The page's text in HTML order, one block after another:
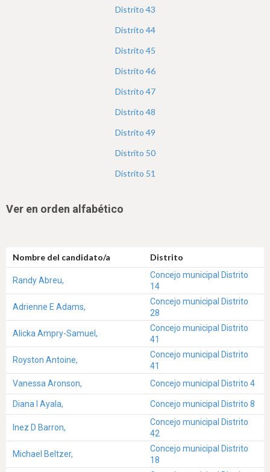
Distrito 43
Distrito 44
Distrito 45
Distrito 46
Distrito 47
Distrito 48
Distrito 49
Distrito 50
Distrito 51
Ver en orden alfabético
Nombre del candidato/a Distrito
Randy Abreu,
Concejo municipal Distrito
14
Adrienne E Adams,
Concejo municipal Distrito
28
Alicka Ampry-Samuel,
Concejo municipal Distrito
41
Royston Antoine,
Concejo municipal Distrito
41
Vanessa Aronson,
Concejo municipal Distrito 4
Diana I Ayala, Concejo municipal Distrito 8
Inez D Barron,
Concejo municipal Distrito
42
Michael Beltzer,
Concejo municipal Distrito
18